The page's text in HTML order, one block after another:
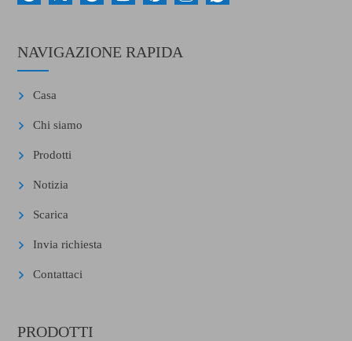
NAVIGAZIONE RAPIDA
Casa
Chi siamo
Prodotti
Notizia
Scarica
Invia richiesta
Contattaci
PRODOTTI